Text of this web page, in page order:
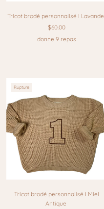
Tricot brodé personnalisé I Lavande
$60.00
donne 9 repas
Rupture
Tricot brodé personnalisé I Miel
Antique